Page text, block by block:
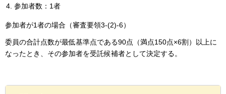
参加者数：1者
参加者が1者の場合（審査要領3-(2)-6）
委員の合計点数が最低基準点である90点（満点150点×6割）以上に
なったとき、その参加者を受託候補者として決定する。